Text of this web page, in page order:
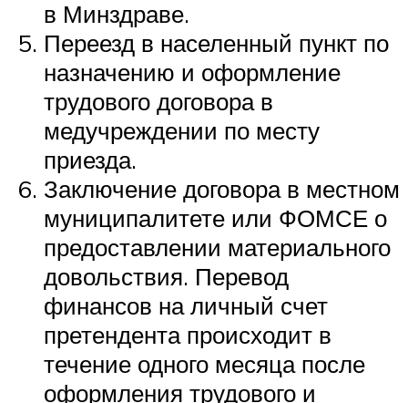
в Минздраве.
Переезд в населенный пункт по
назначению и оформление
трудового договора в
медучреждении по месту
приезда.
Заключение договора в местном
муниципалитете или ФОМСЕ о
предоставлении материального
довольствия. Перевод
финансов на личный счет
претендента происходит в
течение одного месяца после
оформления трудового и